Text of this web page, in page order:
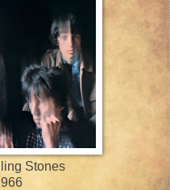
Stones